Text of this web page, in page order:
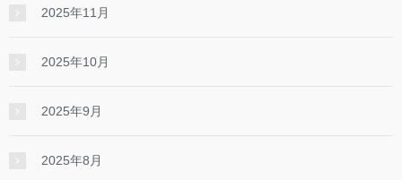
2025年11月
2025年10月
2025年9月
2025年8月